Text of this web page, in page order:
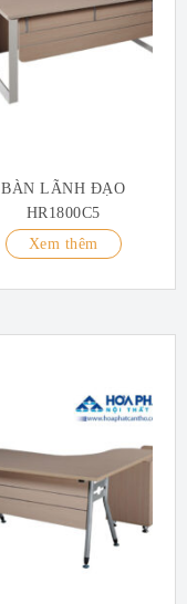
BÀN LÃNH ĐẠO
HR1800C5
Xem thêm